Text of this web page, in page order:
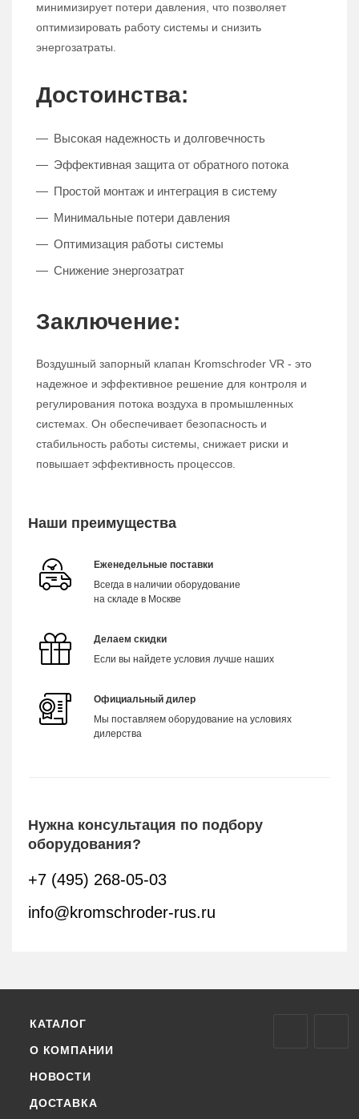
минимизирует потери давления, что позволяет
оптимизировать работу системы и снизить
энергозатраты.
Достоинства:
Высокая надежность и долговечность
Эффективная защита от обратного потока
Простой монтаж и интеграция в систему
Минимальные потери давления
Оптимизация работы системы
Снижение энергозатрат
Заключение:
Воздушный запорный клапан Kromschroder VR - это
надежное и эффективное решение для контроля и
регулирования потока воздуха в промышленных
системах. Он обеспечивает безопасность и
стабильность работы системы, снижает риски и
повышает эффективность процессов.
Наши преимущества
Еженедельные поставки
Всегда в наличии оборудование
на складе в Москве
Делаем скидки
Если вы найдете условия лучше наших
Официальный дилер
Мы поставляем оборудование на условиях
дилерства
Нужна консультация по подбору
оборудования?
+7 (495) 268-05-03
info@kromschroder-rus.ru
КАТАЛОГ
О КОМПАНИИ
НОВОСТИ
ДОСТАВКА